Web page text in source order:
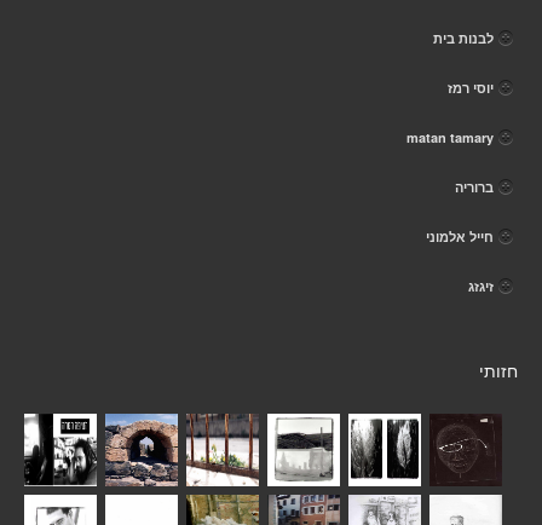
לבנות בית
יוסי רמז
matan tamary
ברוריה
חייל אלמוני
זיגזג
חזותי